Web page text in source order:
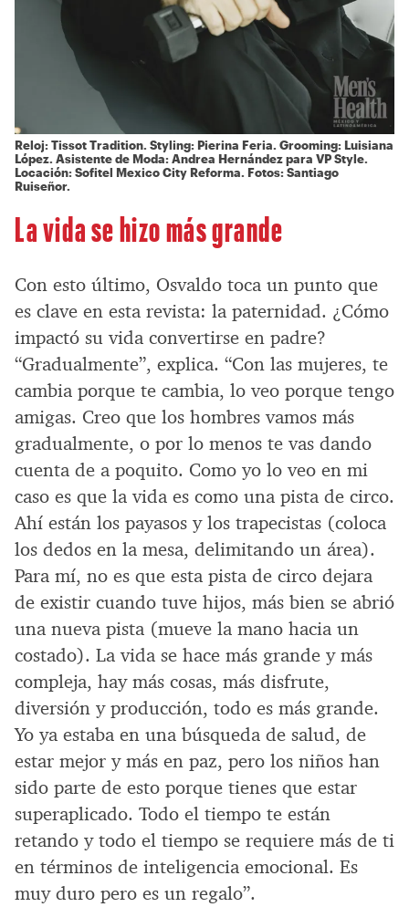
Reloj: Tissot Tradition. Styling: Pierina Feria. Grooming: Luisiana
López. Asistente de Moda: Andrea Hernández para VP Style.
Locación: Sofitel Mexico City Reforma. Fotos: Santiago
Ruiseñor.
La vida se hizo más grande
Con esto último, Osvaldo toca un punto que
es clave en esta revista: la paternidad. ¿Cómo
impactó su vida convertirse en padre?
“Gradualmente”, explica. “Con las mujeres, te
cambia porque te cambia, lo veo porque tengo
amigas. Creo que los hombres vamos más
gradualmente, o por lo menos te vas dando
cuenta de a poquito. Como yo lo veo en mi
caso es que la vida es como una pista de circo.
Ahí están los payasos y los trapecistas (coloca
los dedos en la mesa, delimitando un área).
Para mí, no es que esta pista de circo dejara
de existir cuando tuve hijos, más bien se abrió
una nueva pista (mueve la mano hacia un
costado). La vida se hace más grande y más
compleja, hay más cosas, más disfrute,
diversión y producción, todo es más grande.
Yo ya estaba en una búsqueda de salud, de
estar mejor y más en paz, pero los niños han
sido parte de esto porque tienes que estar
superaplicado. Todo el tiempo te están
retando y todo el tiempo se requiere más de ti
en términos de inteligencia emocional. Es
muy duro pero es un regalo”.